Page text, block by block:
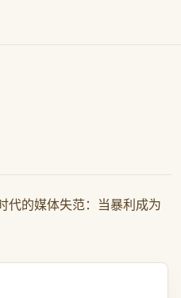
代的媒体失范：当暴利成为